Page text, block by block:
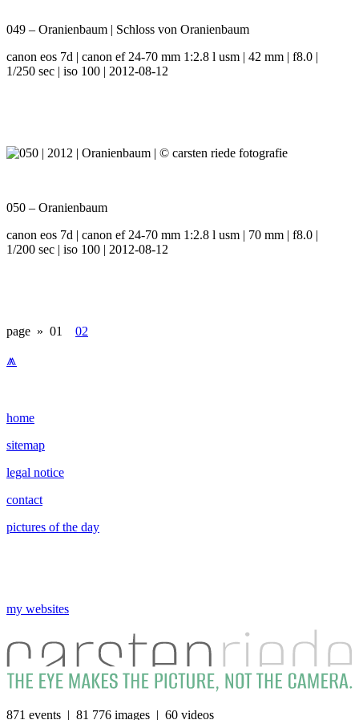
049 – Oranienbaum | Schloss von Oranienbaum
canon eos 7d | canon ef 24-70 mm 1:2.8 l usm | 42 mm | f8.0 |
1/250 sec | iso 100 | 2012-08-12
050 – Oranienbaum
canon eos 7d | canon ef 24-70 mm 1:2.8 l usm | 70 mm | f8.0 |
1/200 sec | iso 100 | 2012-08-12
page » 01 02
⩕
home
sitemap
legal notice
contact
pictures of the day
my websites
871 events | 81 776 images | 60 videos